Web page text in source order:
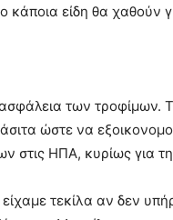
κάποια είδη θα χαθούν
των
ώστε να
στις ΗΠΑ, κυρίως για
τεκίλα αν δεν